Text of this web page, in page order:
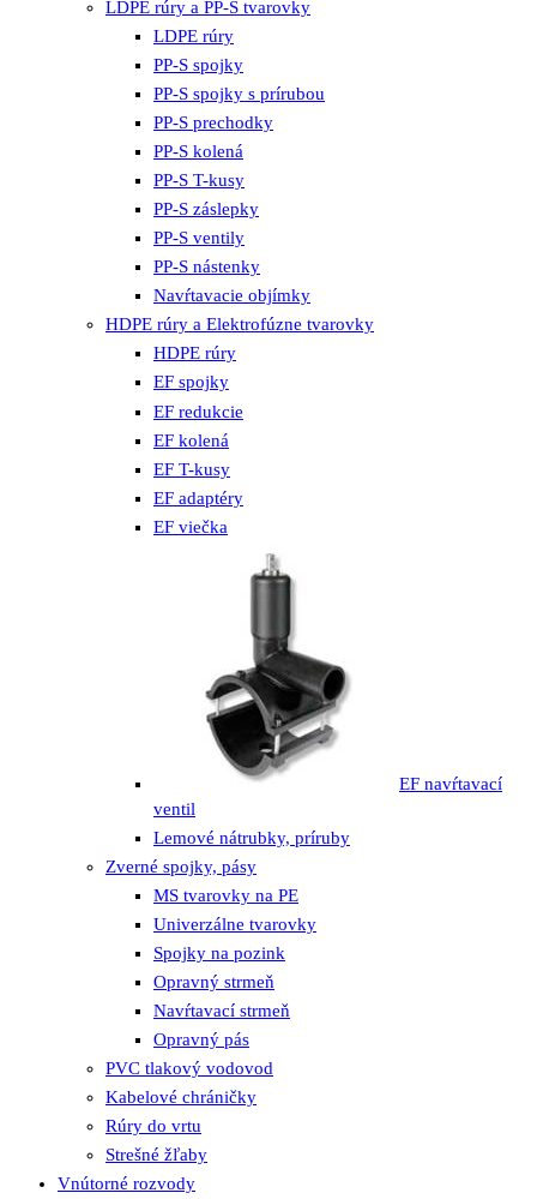
LDPE rúry a PP-S tvarovky
LDPE rúry
PP-S spojky
PP-S spojky s prírubou
PP-S prechodky
PP-S kolená
PP-S T-kusy
PP-S záslepky
PP-S ventily
PP-S nástenky
Navŕtavacie objímky
HDPE rúry a Elektrofúzne tvarovky
HDPE rúry
EF spojky
EF redukcie
EF kolená
EF T-kusy
EF adaptéry
EF viečka
EF navŕtavací
ventil
Lemové nátrubky, príruby
Zverné spojky, pásy
MS tvarovky na PE
Univerzálne tvarovky
Spojky na pozink
Opravný strmeň
Navŕtavací strmeň
Opravný pás
PVC tlakový vodovod
Kabelové chráničky
Rúry do vrtu
Strešné žľaby
Vnútorné rozvody